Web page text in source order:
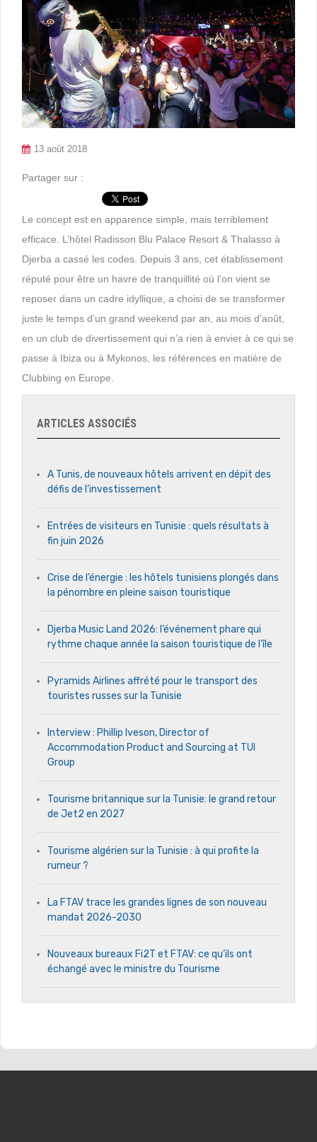
13 août 2018
Partager sur :
Le concept est en apparence simple, mais terriblement
efficace. L’hôtel Radisson Blu Palace Resort & Thalasso à
Djerba a cassé les codes. Depuis 3 ans, cet établissement
réputé pour être un havre de tranquillité où l’on vient se
reposer dans un cadre idyllique, a choisi de se transformer
juste le temps d’un grand weekend par an, au mois d’août,
en un club de divertissement qui n’a rien à envier à ce qui se
passe à Ibiza ou à Mykonos, les références en matière de
Clubbing en Europe.
ARTICLES ASSOCIÉS
A Tunis, de nouveaux hôtels arrivent en dépit des
défis de l’investissement
Entrées de visiteurs en Tunisie : quels résultats à
fin juin 2026
Crise de l’énergie : les hôtels tunisiens plongés dans
la pénombre en pleine saison touristique
Djerba Music Land 2026: l’événement phare qui
rythme chaque année la saison touristique de l’île
Pyramids Airlines affrété pour le transport des
touristes russes sur la Tunisie
Interview : Phillip Iveson, Director of
Accommodation Product and Sourcing at TUI
Group
Tourisme britannique sur la Tunisie: le grand retour
de Jet2 en 2027
Tourisme algérien sur la Tunisie : à qui profite la
rumeur ?
La FTAV trace les grandes lignes de son nouveau
mandat 2026-2030
Nouveaux bureaux Fi2T et FTAV: ce qu’ils ont
échangé avec le ministre du Tourisme